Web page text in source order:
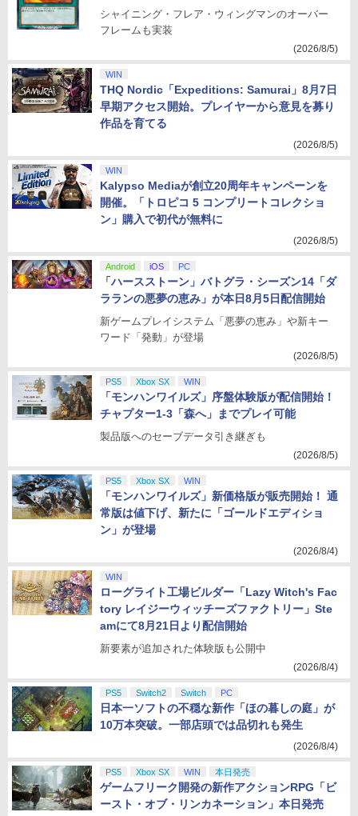
シャイニング・フレア・ウィングマンのオーバー
フレームも実装
(2026/8/5)
WIN
THQ Nordic「Expeditions: Samurai」8月7日
早期アクセス開始。プレイヤーから意見を募り
作品を育てる
(2026/8/5)
WIN
Kalypso Mediaが創立20周年キャンペーンを
開催。「トロピコ 5 コンプリートコレクショ
ン」購入で初代が無料に
(2026/8/5)
Android iOS PC
「ハースストーン」バトグラ・シーズン14「ダ
ラランの悪夢の恵み」が本日8月5日配信開始
新ゲームプレイシステム「悪夢の恵み」や新キー
ワード「発動」が登場
(2026/8/5)
PS5 Xbox SX WIN
「モンハンワイルズ」序盤体験版が配信開始！
チャプター1-3「森へ」までプレイ可能
製品版へのセーブデータ引き継ぎも
(2026/8/5)
PS5 Xbox SX WIN
「モンハンワイルズ」新価格版が販売開始！ 通
常版は値下げ、新たに「ゴールドエディショ
ン」が登場
(2026/8/4)
WIN
ローグライト工場ビルダー「Lazy Witch's Fac
tory レイジーウィッチーズファクトリー」Ste
amにて8月21日より配信開始
新要素が追加された体験版も公開中
(2026/8/4)
PS5 Switch2 Switch PC
日本一ソフトの不穏な新作「ほの暮しの庭」が
10万本突破。一部店頭では品切れも発生
(2026/8/4)
PS5 Xbox SX WIN 本日発売
ゲームフリーク開発の新作アクションRPG「ビ
ースト・オブ・リンカネーション」本日発売